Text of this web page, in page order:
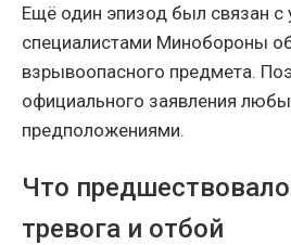
Ещё один эпизод был связан с
специалистами Минобороны
взрывоопасного предмета.
официального заявления
предположениями.
Что
тревога и отбой